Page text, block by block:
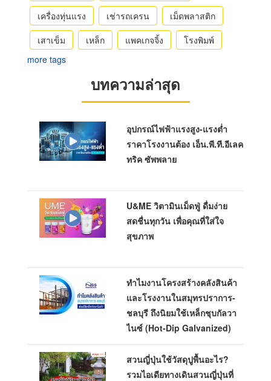
เครื่องทุ่นแรง
เช่ารถเครน
เม็ดพลาสติก
เสาเข็ม
เหล็ก แพคเกจจิ้ง
โรงพิมพ์
more tags
บทความล่าสุด
อุปกรณ์ไฟฟ้าแรงสูง-แรงต่ำ
ราคาโรงงานต้อง เอ็น.พี.ที.อีเลค
ทริค ซัพพลาย
U&ME วิตามินเม็ดฟู่ ดื่มง่าย
สดชื่นทุกวัน เพื่อคุณที่ใส่ใจ
สุขภาพ
ทำไมงานโครงสร้างคลังสินค้า
และโรงงานในสมุทรปราการ-
ชลบุรี ถึงนิยมใช้เหล็กชุบกัลวา
ไนซ์ (Hot-Dip Galvanized)
สวนญี่ปุ่นใช้วัสดุปูพื้นอะไร?
รวมไอเดียทางเดินสวนญี่ปุ่นที่